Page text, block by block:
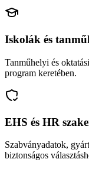
Iskolák és
Tanműhelyi és
program keretében.
EHS és HR
Szabványadatok,
biztonságos